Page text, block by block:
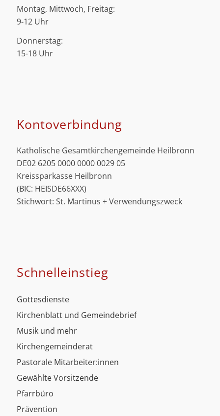
Montag, Mittwoch, Freitag:
9-12 Uhr
Donnerstag:
15-18 Uhr
Kontoverbindung
Katholische Gesamtkirchengemeinde Heilbronn
DE02 6205 0000 0000 0029 05
Kreissparkasse Heilbronn
(BIC: HEISDE66XXX)
Stichwort: St. Martinus + Verwendungszweck
Schnell­einstieg
Gottesdienste
Kirchenblatt und Gemeindebrief
Musik und mehr
Kirchengemeinderat
Pastorale Mitarbeiter:innen
Gewählte Vorsitzende
Pfarrbüro
Prävention